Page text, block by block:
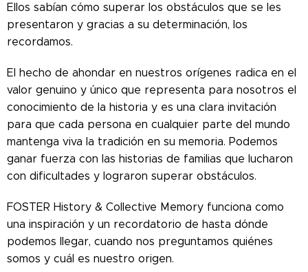
Ellos sabían cómo superar los obstáculos que se les
presentaron y gracias a su determinación, los
recordamos.
El hecho de ahondar en nuestros orígenes radica en el
valor genuino y único que representa para nosotros el
conocimiento de la historia y es una clara invitación
para que cada persona en cualquier parte del mundo
mantenga viva la tradición en su memoria. Podemos
ganar fuerza con las historias de familias que lucharon
con dificultades y lograron superar obstáculos.
FOSTER History & Collective Memory funciona como
una inspiración y un recordatorio de hasta dónde
podemos llegar, cuando nos preguntamos quiénes
somos y cuál es nuestro origen.